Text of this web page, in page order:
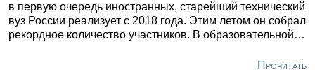
в первую очередь иностранных, старейший технический
вуз России реализует с 2018 года. Этим летом он собрал
рекордное количество участников. В образовательной
участвуют более 2 000 студентов и аспирантов, в том
Прочитать